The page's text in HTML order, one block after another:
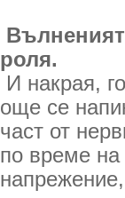
роля.
И накрая,
още се
част от
по време